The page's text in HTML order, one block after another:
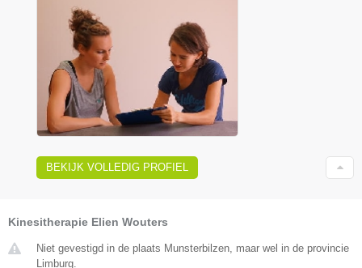
BEKIJK VOLLEDIG PROFIEL
Kinesitherapie Elien Wouters
Niet gevestigd in de plaats Munsterbilzen, maar wel in de provincie
Limburg.